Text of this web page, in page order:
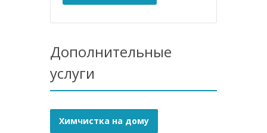
Дополнительные
услуги
Химчистка на дому